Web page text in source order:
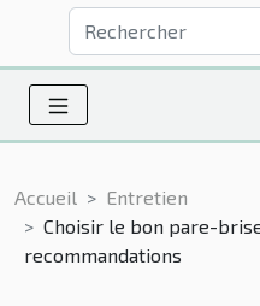
Accueil
Entretien
Choisir le bon pare-
recommandations